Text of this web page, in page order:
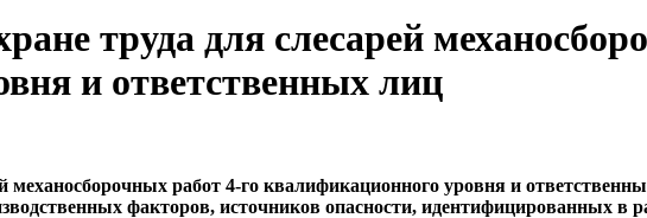
труда для слесарей
и ответственных лиц
механосборочных работ 4-го квалификационного уровня и
факторов, источников опасности, идентифицированных в